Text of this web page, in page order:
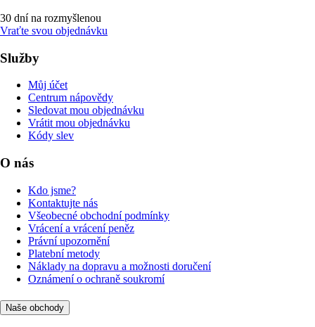
30 dní na rozmyšlenou
Vraťte svou objednávku
Služby
Můj účet
Centrum nápovědy
Sledovat mou objednávku
Vrátit mou objednávku
Kódy slev
O nás
Kdo jsme?
Kontaktujte nás
Všeobecné obchodní podmínky
Vrácení a vrácení peněz
Právní upozornění
Platební metody
Náklady na dopravu a možnosti doručení
Oznámení o ochraně soukromí
Naše obchody